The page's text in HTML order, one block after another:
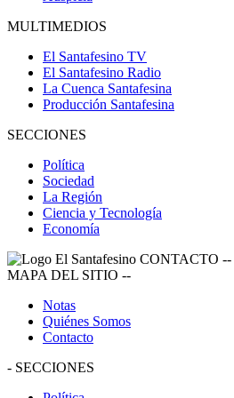
MULTIMEDIOS
El Santafesino TV
El Santafesino Radio
La Cuenca Santafesina
Producción Santafesina
SECCIONES
Política
Sociedad
La Región
Ciencia y Tecnología
Economía
CONTACTO --
MAPA DEL SITIO --
Notas
Quiénes Somos
Contacto
- SECCIONES